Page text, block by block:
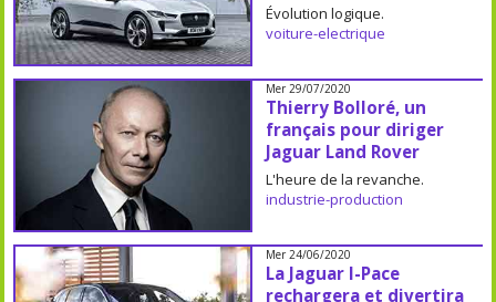
Évolution logique.
voiture-electrique
Mer 29/07/2020
Thierry Bolloré, un
français pour diriger
Jaguar Land Rover
L'heure de la revanche.
industrie-production
Mer 24/06/2020
La Jaguar I-Pace
rechargera et divertira